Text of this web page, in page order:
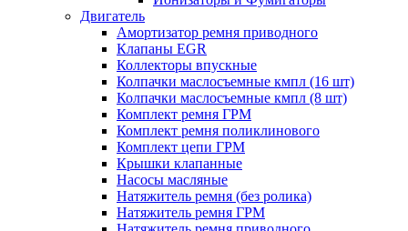
Двигатель
Амортизатор ремня приводного
Клапаны EGR
Коллекторы впускные
Колпачки маслосъемные кмпл (16 шт)
Колпачки маслосъемные кмпл (8 шт)
Комплект ремня ГРМ
Комплект ремня поликлинового
Комплект цепи ГРМ
Крышки клапанные
Насосы масляные
Натяжитель ремня (без ролика)
Натяжитель ремня ГРМ